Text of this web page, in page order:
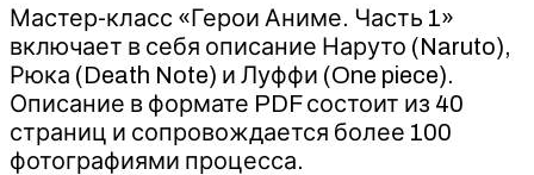
Мастер-класс «Герои Аниме. Часть 1»
включает в себя описание Наруто (Naruto),
Рюка (Death Note) и Луффи (One piece).
Описание в формате PDF состоит из 40
страниц и сопровождается более 100
фотографиями процесса.